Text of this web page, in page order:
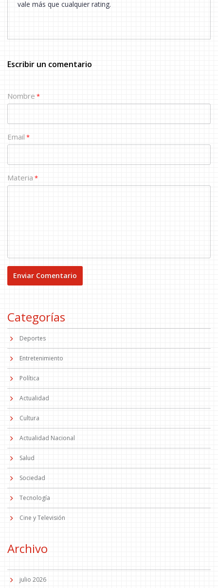
vale más que cualquier rating.
Escribir un comentario
Nombre *
Email *
Materia *
Categorías
Deportes
Entretenimiento
Política
Actualidad
Cultura
Actualidad Nacional
Salud
Sociedad
Tecnología
Cine y Televisión
Archivo
julio 2026